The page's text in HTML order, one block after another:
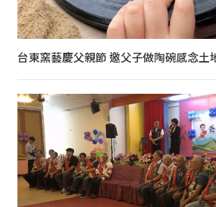
台東窯藝慶父親節 邀父子做陶碗感念土